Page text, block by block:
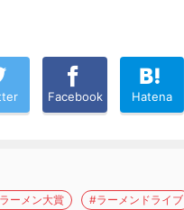
Facebook Hatena
ーメン大賞 #ラーメンドライブ